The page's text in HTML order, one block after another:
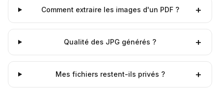
Comment extraire les images d'un PDF ? +
Qualité des JPG générés ? +
Mes fichiers restent-ils privés ? +